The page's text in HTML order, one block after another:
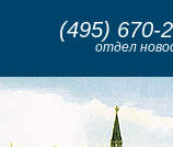
(495) 670-
отдел